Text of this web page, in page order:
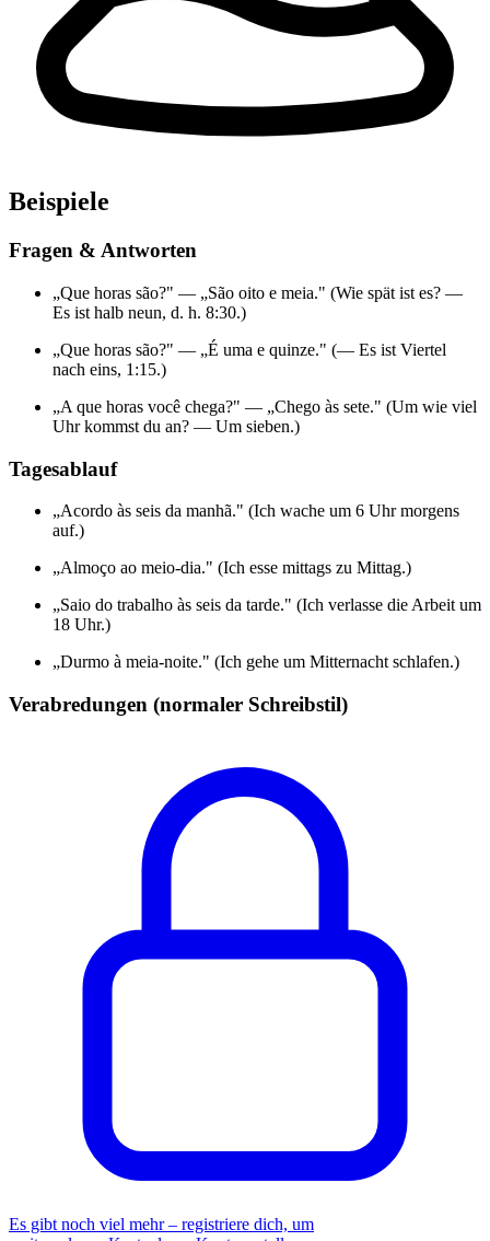
Beispiele
Fragen & Antworten
„Que horas são?" — „São oito e meia." (Wie spät ist es? —
Es ist halb neun, d. h. 8:30.)
„Que horas são?" — „É uma e quinze." (— Es ist Viertel
nach eins, 1:15.)
„A que horas você chega?" — „Chego às sete." (Um wie viel
Uhr kommst du an? — Um sieben.)
Tagesablauf
„Acordo às seis da manhã." (Ich wache um 6 Uhr morgens
auf.)
„Almoço ao meio-dia." (Ich esse mittags zu Mittag.)
„Saio do trabalho às seis da tarde." (Ich verlasse die Arbeit um
18 Uhr.)
„Durmo à meia-noite." (Ich gehe um Mitternacht schlafen.)
Verabredungen (normaler Schreibstil)
Es gibt noch viel mehr – registriere dich, um